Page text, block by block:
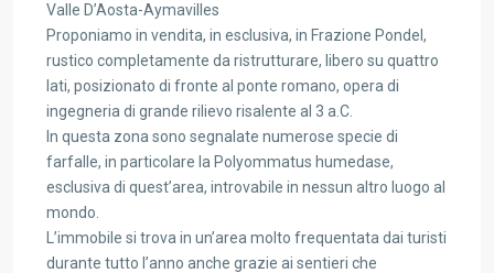
Valle D’Aosta-Aymavilles
Proponiamo in vendita, in esclusiva, in Frazione Pondel,
rustico completamente da ristrutturare, libero su quattro
lati, posizionato di fronte al ponte romano, opera di
ingegneria di grande rilievo risalente al 3 a.C.
In questa zona sono segnalate numerose specie di
farfalle, in particolare la Polyommatus humedase,
esclusiva di quest’area, introvabile in nessun altro luogo al
mondo.
L’immobile si trova in un’area molto frequentata dai turisti
durante tutto l’anno anche grazie ai sentieri che